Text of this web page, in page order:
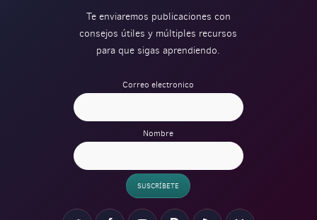
Te enviaremos publicaciones con
consejos útiles y múltiples recursos
para que sigas aprendiendo.
Correo electronico
Nombre
SUSCRÍBETE
Verification